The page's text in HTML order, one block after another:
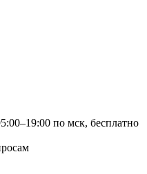
по мск, бесплатно